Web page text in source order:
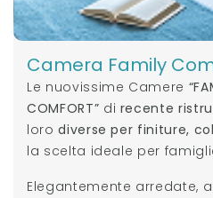
Camera Family
Le nuovissime Camere
COMFORT” di recente
lorodiverse per finiture,
la scelta ideale per
Elegantemente arredate,